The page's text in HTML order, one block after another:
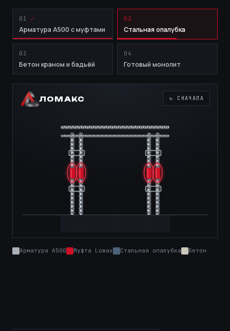
01
Арматура А500 с муфтами
02
Стальная опалубка
03
Бетон краном и бадьёй
04
Готовый монолит
ЛОМАКС ↻ СНАЧАЛА
Арматура А500 Муфта Lomax Стальная опалубка Бетон